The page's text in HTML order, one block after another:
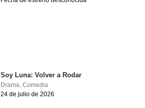
Soy Luna: Volver a Rodar
Drama ,Comedia
24 de julio de 2026